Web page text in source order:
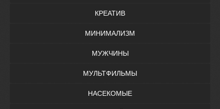
КРЕАТИВ
МИНИМАЛИЗМ
МУЖЧИНЫ
МУЛЬТФИЛЬМЫ
НАСЕКОМЫЕ